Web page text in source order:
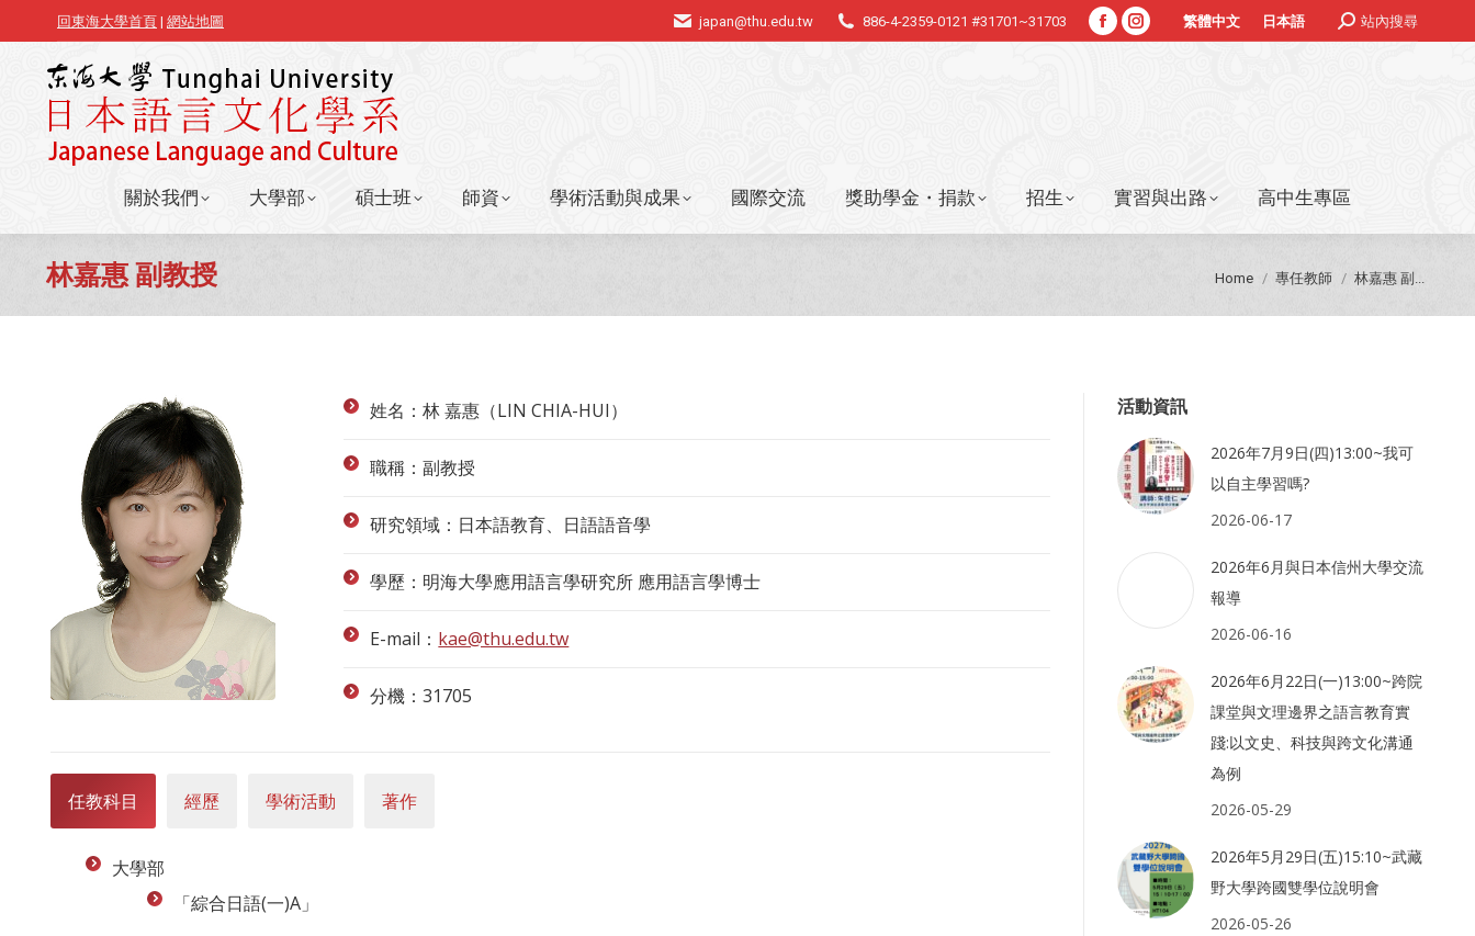
回東海大學首頁 | 網站地圖 japan@thu.edu.tw 886-4-2359-0121 #31701~31703
FacebookInstagram
繁體中文 日本語 Search:站內搜尋
關於我們 大學部 碩士班 師資 學術活動與成果 國際交流 獎助學金・捐款 招生 實習與出路 高中生專區
林嘉惠 副教授 You are here:
Home 專任教師 林嘉惠 副...
姓名：林 嘉惠（LIN CHIA-HUI）
職稱：副教授
研究領域：日本語教育、日語語音學
學歷：明海大學應用語言學研究所 應用語言學博士
E-mail： kae@thu.edu.tw
分機：31705
任教科目 經歷 學術活動 著作
大學部
「綜合日語(一)A」
活動資訊
2026年7月9日(四)13:00~我可
以自主學習嗎?
2026-06-17
2026年6月與日本信州大學交流
報導
2026-06-16
2026年6月22日(一)13:00~跨院
課堂與文理邊界之語言教育實
踐:以文史、科技與跨文化溝通
為例
2026-05-29
2026年5月29日(五)15:10~武藏
野大學跨國雙學位說明會
2026-05-26
關於我們 大學部 碩士班 師資 學術活動與成果 國際交流 獎助學金・捐款 招生 實習與出路 高中生專區